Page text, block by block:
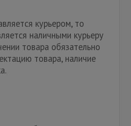
курьером, то
наличными курьеру
товара обязательно
товара, наличие